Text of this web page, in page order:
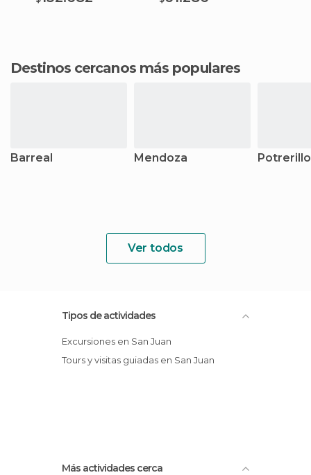
Destinos cercanos más populares
Barreal Mendoza
Ver todos
Tipos de actividades
Excursiones en San Juan
Tours y visitas guiadas en San Juan
Más actividades cerca